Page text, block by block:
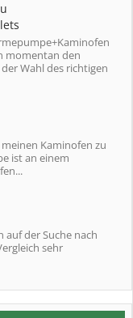
momentan den
Wahl des richtigen
Kaminofen zu
ist an einem
auf der Suche nach
sehr